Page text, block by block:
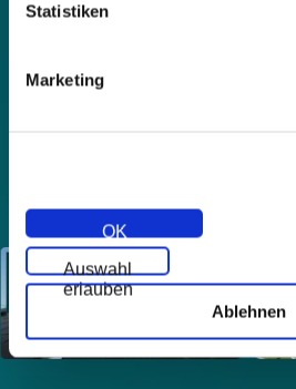
Statistiken
Marketing
OK
Auswahl
erlauben
Ablehnen